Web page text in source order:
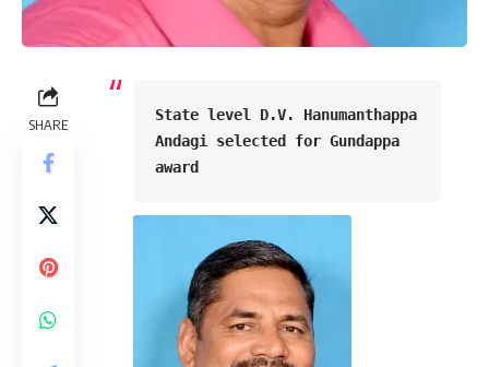
SHARE
State level D.V. Hanumanthappa
Andagi selected for Gundappa
award